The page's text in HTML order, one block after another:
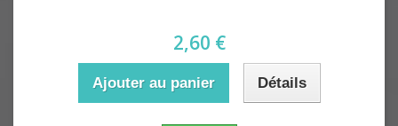
2,60 €
Ajouter au panier Détails